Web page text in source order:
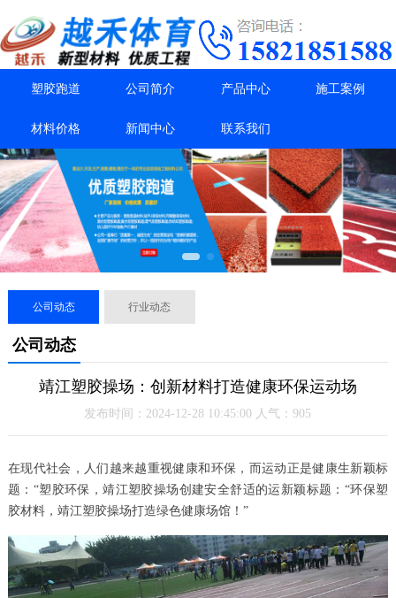
塑胶跑道 公司简介 产品中心 施工案例
材料价格 新闻中心 联系我们
公司动态 行业动态
公司动态
靖江塑胶操场：创新材料打造健康环保运动场
发布时间：2024-12-28 10:45:00 人气：905
在现代社会，人们越来越重视健康和环保，而运动正是健康生新颖标
题：“塑胶环保，靖江塑胶操场创建安全舒适的运新颖标题：“环保塑
胶材料，靖江塑胶操场打造绿色健康场馆！”